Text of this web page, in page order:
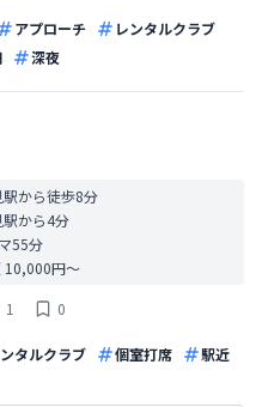
アプローチ
レンタルクラブ
深夜
駅から徒歩8分
駅から4分
55分
10,000円〜
1 0
タルクラブ 個室打席
駅近